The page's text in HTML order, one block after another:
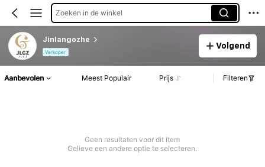
Zoeken in de winkel
Jinlangozhe
Verkoper
Volgend
Aanbevolen Meest Populair Prijs Filteren
Geen resultaten voor dit item
Gelieve een andere optie te selecteren.